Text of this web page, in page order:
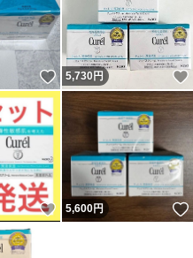
いいね！
5,730円
いいね！
5,600円